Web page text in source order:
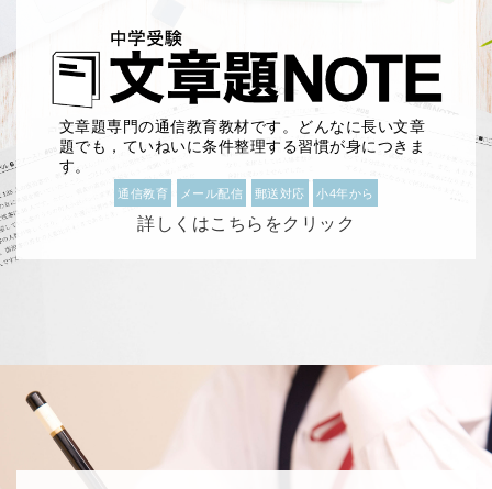
文章題専門の通信教育教材です。どんなに長い文章
題でも，ていねいに条件整理する習慣が身につきま
す。
通信教育 メール配信 郵送対応 小4年から
詳しくはこちらをクリック